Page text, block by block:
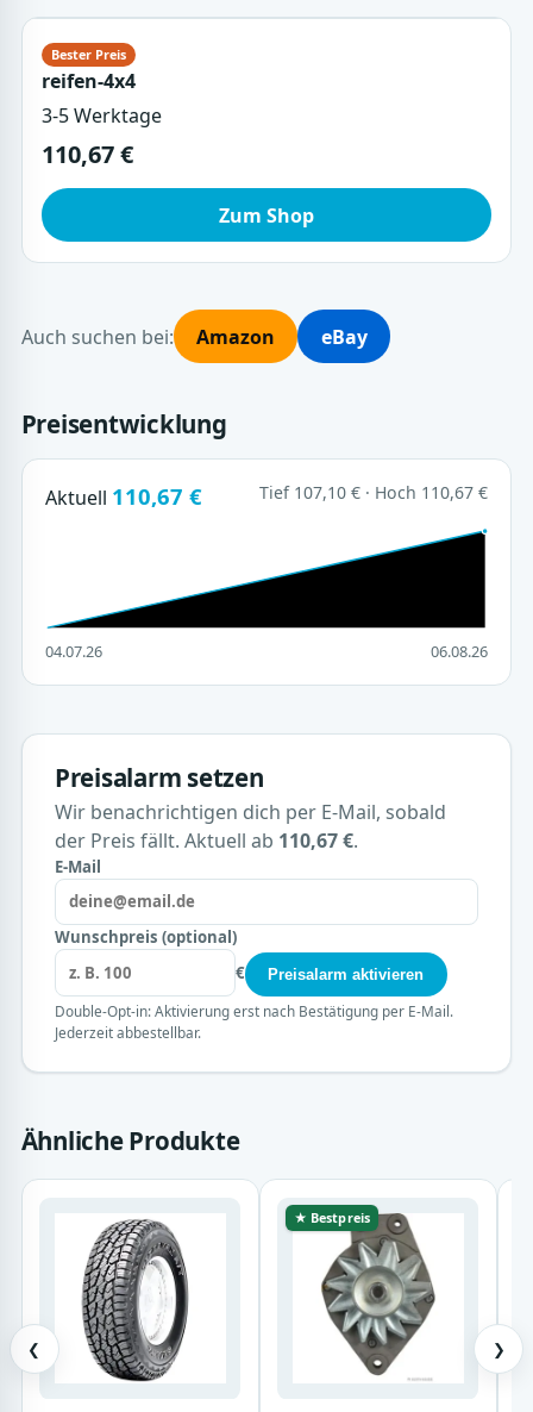
reifen-4x4
3-5 Werktage
110,67 €
Zum Shop
Auch suchen bei: Amazon eBay
Preisentwicklung
Aktuell 110,67 € Tief 107,10 € · Hoch 110,67 €
04.07.26 06.08.26
Preisalarm setzen
Wir benachrichtigen dich per E-Mail, sobald
der Preis fällt. Aktuell ab 110,67 €.
E-Mail
Wunschpreis (optional)
€
Preisalarm aktivieren
Double-Opt-in: Aktivierung erst nach Bestätigung per E-Mail.
Jederzeit abbestellbar.
Ähnliche Produkte
❮
★ Bestpreis
❯